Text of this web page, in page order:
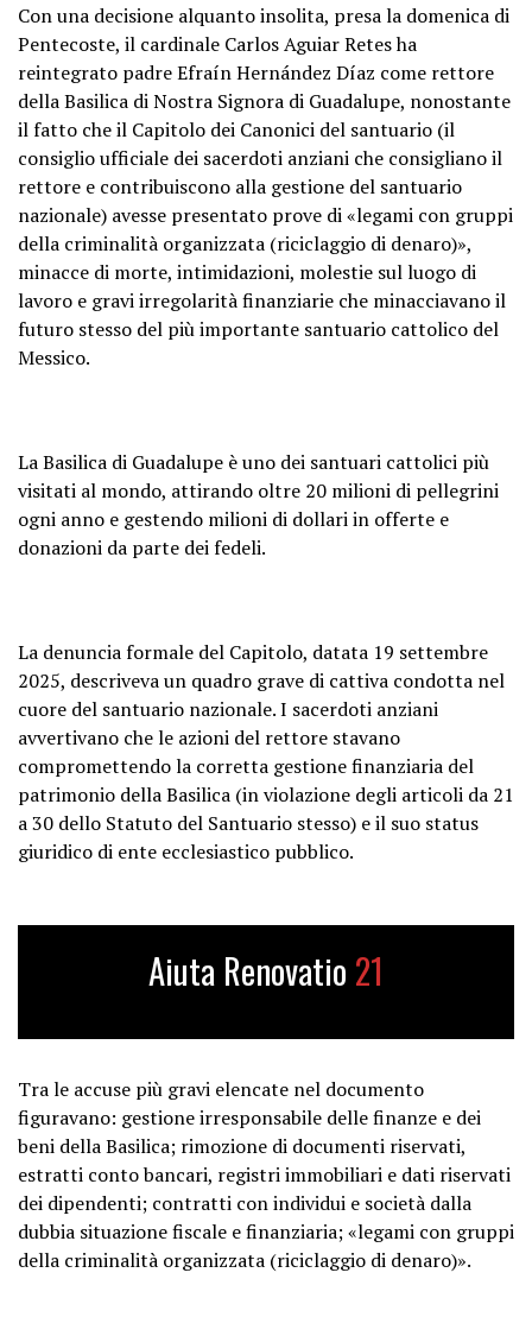
Con una decisione alquanto insolita, presa la domenica di
Pentecoste, il cardinale Carlos Aguiar Retes ha
reintegrato padre Efraín Hernández Díaz come rettore
della Basilica di Nostra Signora di Guadalupe, nonostante
il fatto che il Capitolo dei Canonici del santuario (il
consiglio ufficiale dei sacerdoti anziani che consigliano il
rettore e contribuiscono alla gestione del santuario
nazionale) avesse presentato prove di «legami con gruppi
della criminalità organizzata (riciclaggio di denaro)»,
minacce di morte, intimidazioni, molestie sul luogo di
lavoro e gravi irregolarità finanziarie che minacciavano il
futuro stesso del più importante santuario cattolico del
Messico.
La Basilica di Guadalupe è uno dei santuari cattolici più
visitati al mondo, attirando oltre 20 milioni di pellegrini
ogni anno e gestendo milioni di dollari in offerte e
donazioni da parte dei fedeli.
La denuncia formale del Capitolo, datata 19 settembre
2025, descriveva un quadro grave di cattiva condotta nel
cuore del santuario nazionale. I sacerdoti anziani
avvertivano che le azioni del rettore stavano
compromettendo la corretta gestione finanziaria del
patrimonio della Basilica (in violazione degli articoli da 21
a 30 dello Statuto del Santuario stesso) e il suo status
giuridico di ente ecclesiastico pubblico.
Aiuta Renovatio 21
Tra le accuse più gravi elencate nel documento
figuravano: gestione irresponsabile delle finanze e dei
beni della Basilica; rimozione di documenti riservati,
estratti conto bancari, registri immobiliari e dati riservati
dei dipendenti; contratti con individui e società dalla
dubbia situazione fiscale e finanziaria; «legami con gruppi
della criminalità organizzata (riciclaggio di denaro)».